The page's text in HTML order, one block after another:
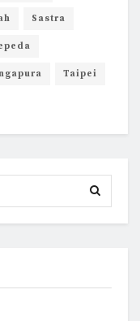
Sastra
Taipei